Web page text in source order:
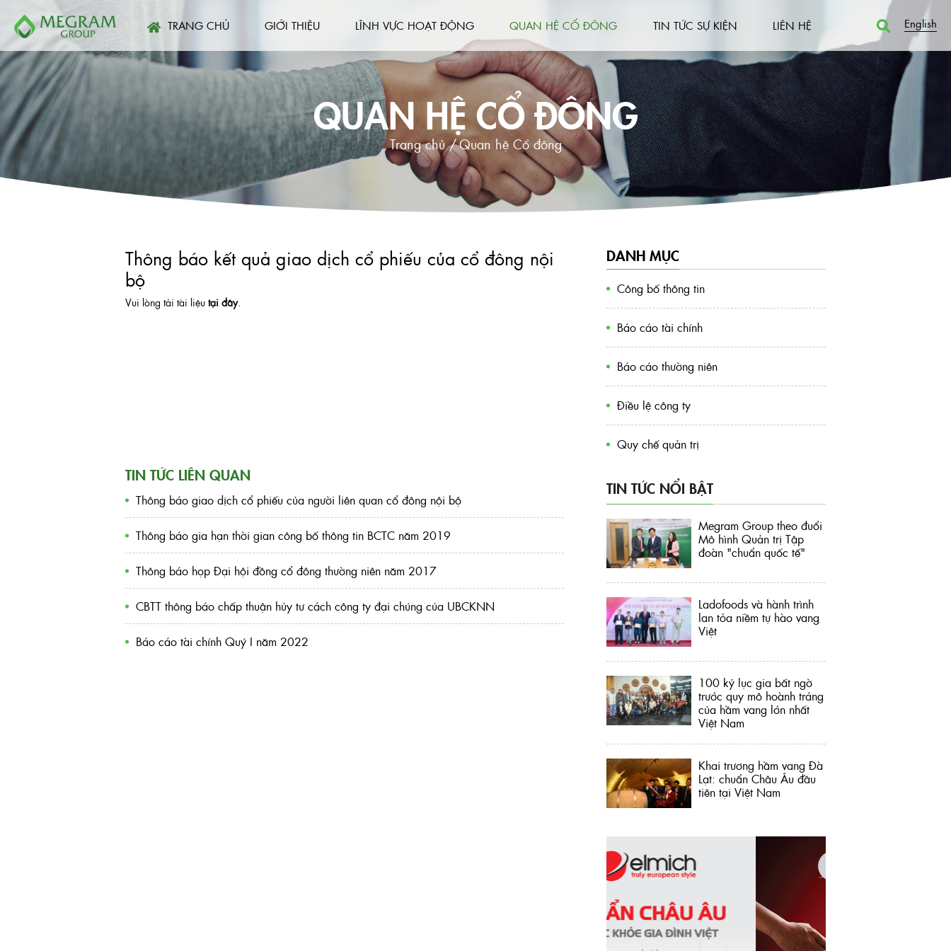
TRANG CHỦ GIỚI THIỆU LĨNH VỰC HOẠT ĐỘNG QUAN HỆ CỔ ĐÔNG TIN TỨC SỰ KIỆN LIÊN HỆ English
QUAN HỆ CỔ ĐÔNG
Trang chủ /Quan hệ Cổ đông
Thông báo kết quả giao dịch cổ phiếu của cổ đông nội
bộ
Vui lòng tải tài liệu tại đây.
TIN TỨC LIÊN QUAN
Thông báo giao dịch cổ phiếu của người liên quan cổ đông nội bộ
Thông báo gia hạn thời gian công bố thông tin BCTC năm 2019
Thông báo họp Đại hội đồng cổ đông thường niên năm 2017
CBTT thông báo chấp thuận hủy tư cách công ty đại chúng của UBCKNN
Báo cáo tài chính Quý I năm 2022
DANH MỤC
Công bố thông tin
Báo cáo tài chính
Báo cáo thường niên
Điều lệ công ty
Quy chế quản trị
TIN TỨC NỔI BẬT
Megram Group theo đuổi
Mô hình Quản trị Tập
đoàn "chuẩn quốc tế"
Ladofoods và hành trình
lan tỏa niềm tự hào vang
Việt
100 kỷ lục gia bất ngờ
trước quy mô hoành tráng
của hầm vang lớn nhất
Việt Nam
Khai trương hầm vang Đà
Lạt: chuẩn Châu Âu đầu
tiên tại Việt Nam